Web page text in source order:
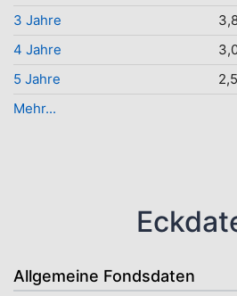
3 Jahre
4 Jahre
5 Jahre
Mehr...
Allgemeine Fondsdaten